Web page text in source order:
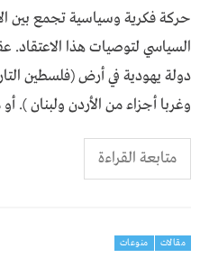
حركة فكرية وسياسية تجمع بين
السياسي لتوصيات هذا الاعتقاد.
دولة يهودية في أرض (فلسطين
وغربا أجزاء من الأردن ولبنان ).
متابعة القراءة
مقالات منوعات